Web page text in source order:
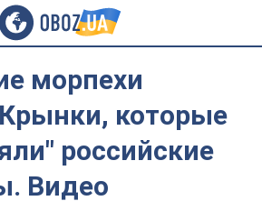
морпехи
которые
российские
Видео